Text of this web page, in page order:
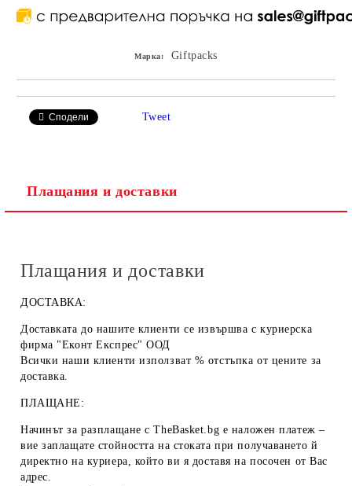
Марка: Giftpacks
Сподели Tweet
Плащания и доставки
Плащания и доставки
ДОСТАВКА:
Доставката до нашите клиенти се извършва с куриерска
фирма "Еконт Експрес" ООД
Всички наши клиенти използват % отстъпка от цените за
доставка.
ПЛАЩАНЕ:
Начинът за разплащане с TheBasket.bg е наложен платеж –
вие заплащате стойността на стоката при получаването й
директно на куриера, който ви я доставя на посочен от Вас
адрес.